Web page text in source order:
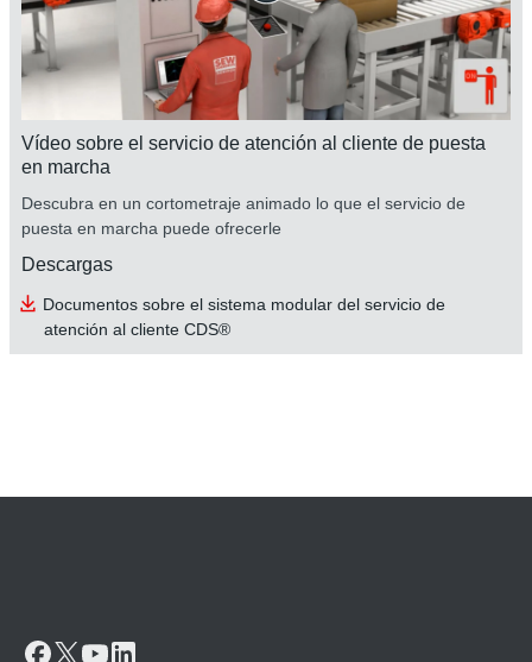
Vídeo sobre el servicio de atención al cliente de puesta
en marcha
Descubra en un cortometraje animado lo que el servicio de
puesta en marcha puede ofrecerle
Descargas
Documentos sobre el sistema modular del servicio de
atención al cliente CDS®